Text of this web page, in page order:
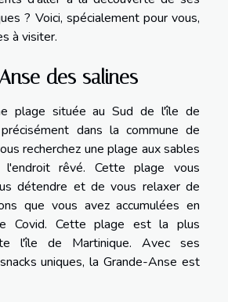
? Voici, spécialement pour vous,
à visiter.
des salines
plage située au Sud de l'île de
dans la commune de
recherchez une plage aux sables
rêvé. Cette plage vous
détendre et de vous relaxer de
que vous avez accumulées en
Covid. Cette plage est la plus
l'île de Martinique. Avec ses
uniques, la Grande-Anse est